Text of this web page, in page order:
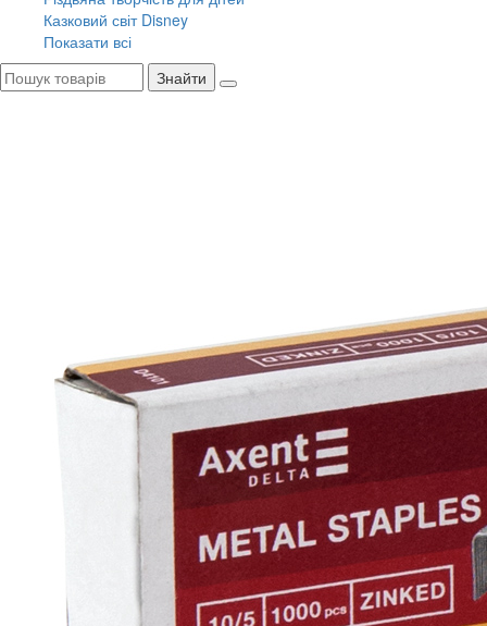
Казковий світ Disney
Показати всі
Знайти